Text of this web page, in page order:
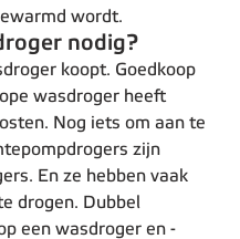
wordt.
nodig?
koopt. Goedkoop
wasdroger heeft
Nog iets om aan te
zijn
En ze hebben vaak
drogen. Dubbel
een wasdroger en -